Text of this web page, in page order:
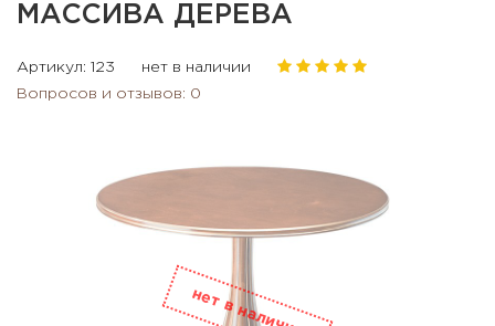
МАССИВА ДЕРЕВА
Артикул: 123
нет в наличии
Вопросов и отзывов: 0